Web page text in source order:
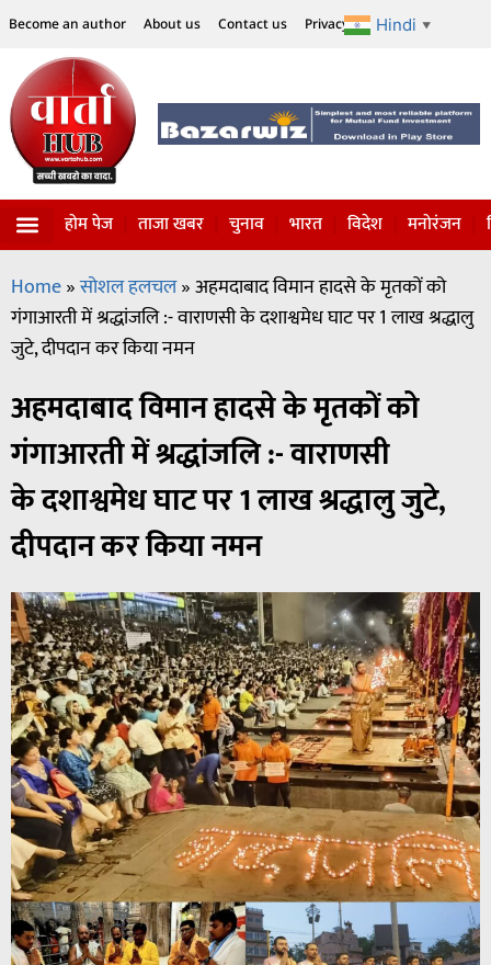
Become an author About us Contact us Privacy Policy Disclaimer
Hindi ▼
होम पेज ताजा खबर चुनाव भारत विदेश मनोरंजन
Home»सोशल हलचल»अहमदाबाद विमान हादसे के मृतकों को
गंगाआरती में श्रद्धांजलि :- वाराणसी के दशाश्वमेध घाट पर 1 लाख श्रद्धालु
जुटे, दीपदान कर किया नमन
अहमदाबाद विमान हादसे के मृतकों को
गंगाआरती में श्रद्धांजलि :- वाराणसी
के दशाश्वमेध घाट पर 1 लाख श्रद्धालु जुटे,
दीपदान कर किया नमन